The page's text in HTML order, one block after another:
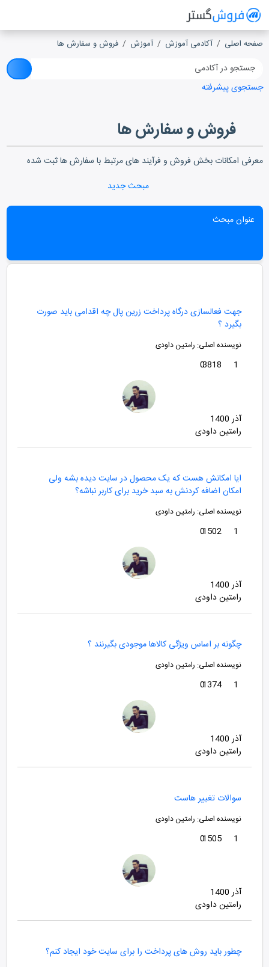
سیستم مدیریت فروش آنلاین
صفحه اصلی آکادمی آموزش آموزش فروش و سفارش ها
جستجوی پیشرفته
فروش و سفارش ها
معرفی امکانات بخش فروش و فرآیند های مرتبط با سفارش ها ثبت شده
مبحث جدید
عنوان مبحث
جهت فعالسازی درگاه پرداخت زرین پال چه اقدامی باید صورت
بگیرد ؟
نویسنده اصلی: رامتین داودی
1
3818
0
آذر 1400
رامتین داودی
ایا امکانش هست که یک محصول در سایت دیده بشه ولی
امکان اضافه کردنش به سبد خرید برای کاربر نباشه؟
نویسنده اصلی: رامتین داودی
1
1502
0
آذر 1400
رامتین داودی
چگونه بر اساس ویژگی کالاها موجودی بگیرنند ؟
نویسنده اصلی: رامتین داودی
1
1374
0
آذر 1400
رامتین داودی
سوالات تغییر هاست
نویسنده اصلی: رامتین داودی
1
1505
0
آذر 1400
رامتین داودی
چطور باید روش های پرداخت را برای سایت خود ایجاد کنم؟